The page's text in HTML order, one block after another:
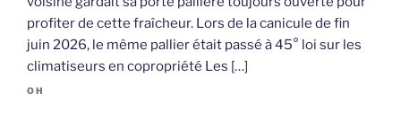
profiter de cette fraîcheur. Lors de la canicule de fin
juin 2026, le même pallier était passé à 45° loi sur les
climatiseurs en copropriété Les […]
OH